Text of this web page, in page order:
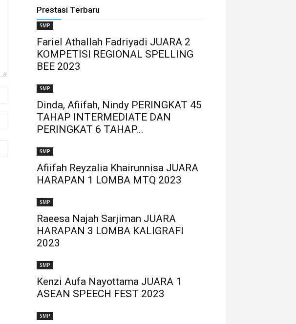
Prestasi Terbaru
SMP
Fariel Athallah Fadriyadi JUARA 2
KOMPETISI REGIONAL SPELLING
BEE 2023
SMP
Dinda, Afiifah, Nindy PERINGKAT 45
TAHAP INTERMEDIATE DAN
PERINGKAT 6 TAHAP...
SMP
Afiifah Reyzalia Khairunnisa JUARA
HARAPAN 1 LOMBA MTQ 2023
SMP
Raeesa Najah Sarjiman JUARA
HARAPAN 3 LOMBA KALIGRAFI
2023
SMP
Kenzi Aufa Nayottama JUARA 1
ASEAN SPEECH FEST 2023
SMP